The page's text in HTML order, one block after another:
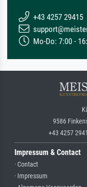
+43 4257 29415
Mo-Do: 7:00 -
9586
+43 4257
Impressum & Contact
· Contact
· Impressum